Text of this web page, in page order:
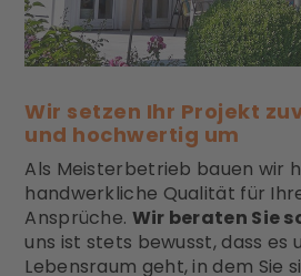
Wir setzen Ihr Projekt
und hochwertig um
Als Meisterbetrieb bauen wir
handwerkliche Qualität für
Ansprüche. Wir beraten Sie
uns ist stets bewusst, dass es
Lebensraum geht, in dem Sie